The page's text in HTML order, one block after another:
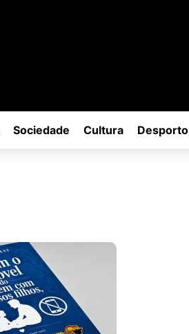
Sociedade Cultura Desporto